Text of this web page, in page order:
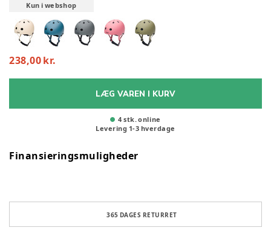
Kun i webshop
238,00 kr.
LÆG VAREN I KURV
4 stk. online
Levering 1-3 hverdage
Finansieringsmuligheder
365 DAGES RETURRET